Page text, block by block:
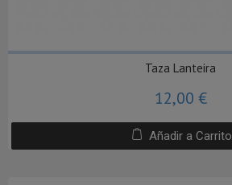
Taza Lanteira
12,00 €
Añadir a Carrito